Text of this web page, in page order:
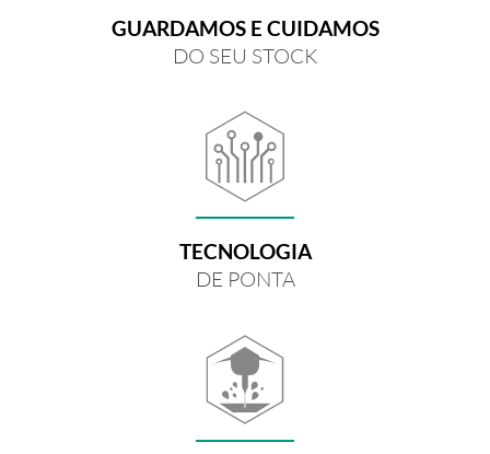
GUARDAMOS E CUIDAMOS
DO SEU STOCK
TECNOLOGIA
DE PONTA